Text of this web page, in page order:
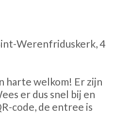
Werenfriduskerk, 4
harte welkom! Er zijn
er dus snel bij en
code, de entree is